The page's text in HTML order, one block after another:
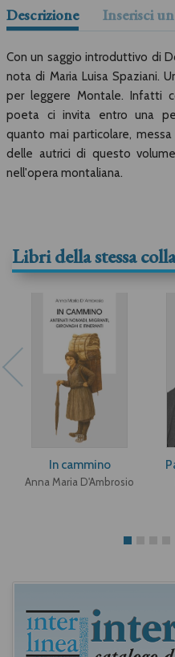
Descrizione Inserisci
Con un saggio introduttivo di
nota di Maria Luisa Spaziani.
per leggere Montale. Infatti
poeta ci invita entro una
quanto mai particolare,
delle autrici di questo
nell'opera montaliana.
Libri della stessa
In cammino
Anna Maria D'Ambrosio